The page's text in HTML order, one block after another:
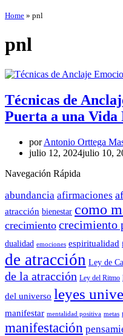
Home » pnl
pnl
Técnicas de
Puerta a una Vida
porAntonio Orttega
julio 12, 2024julio 10,
Navegación Rápida
abundancia afirmaciones
atracción bienestar como
crecimiento crecimiento
dualidad emociones espiritualidad
de atracción Ley de
de la atracción Ley del Ritmo
del universo leyes
manifestar mentalidad positiva metas
manifestación